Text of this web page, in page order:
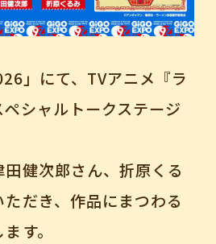
」にて、TVアニメ『ラ
シャルトークステージ
健次郎さん、折原くる
だき、作品にまつわる
す。